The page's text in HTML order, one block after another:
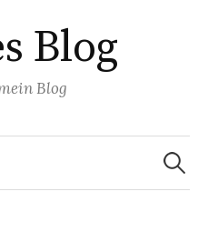
Blog
Blog
Suchen
nach: